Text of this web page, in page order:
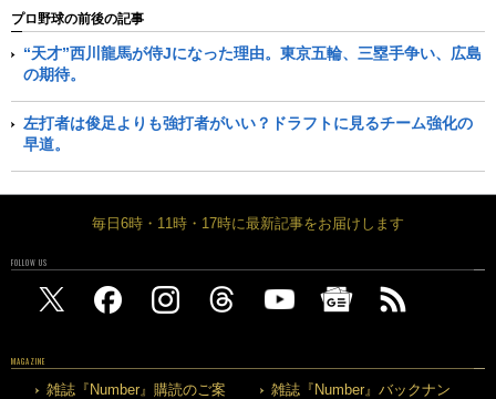
プロ野球の前後の記事
“天才”西川龍馬が侍Jになった理由。東京五輪、三塁手争い、広島
の期待。
左打者は俊足よりも強打者がいい？ドラフトに見るチーム強化の
早道。
毎日6時・11時・17時に最新記事をお届けします
FOLLOW US
MAGAZINE
雑誌『Number』購読のご案
雑誌『Number』バックナン